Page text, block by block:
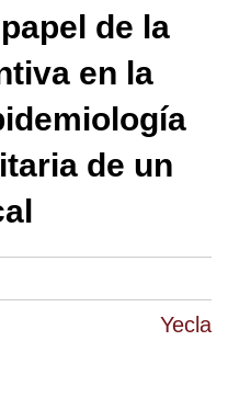
Yecla
de la
en la
de un